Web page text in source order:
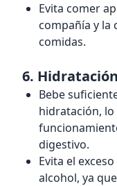
Evita comer
compañía y la
comidas.
6.
Bebe
hidratación, lo
digestivo.
Evita el
alcohol, ya